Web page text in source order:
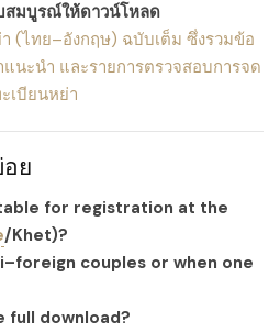
สมบูรณ์ให้ดาวน์โหลด
(ไทย–อังกฤษ) ฉบับเต็ม ซึ่งรวมข้อ
ะนำ และรายการตรวจสอบการจด
เบียนหย่า
ย
for registration at the
/Khet)?
couples or when one
full download?